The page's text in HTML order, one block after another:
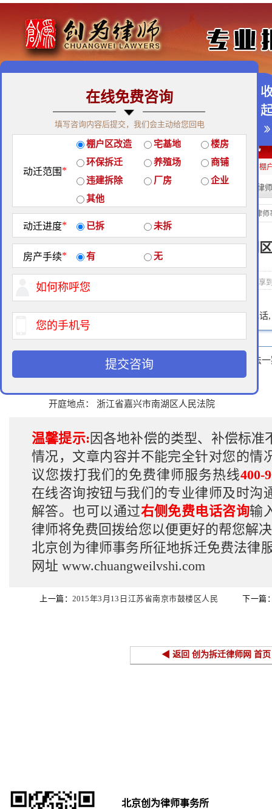
免费咨询热线：400-900-9881
经典案例 | 律师团队 拆迁维权 | 征地维权
房屋拆迁补偿 企业拆迁补偿 厂房拆迁补偿 征地补偿 违章拆迁补偿 棚
热门搜索: 拆迁律师
经典案例 当前位置： 北京创为律师
2015年3月16日浙江省嘉兴市南湖
2015-03-08 17:12 作者：拆迁律师 浏览次数： 次 分享
免费法律咨询热线:400-900-9881 请输入您的电话
案 由： 诉城乡规划建设管理委员会行政许可违法一
开庭地点： 浙江省嘉兴市南湖区人民法院
温馨提示:因各地补偿的类型、补偿标准
情况，文章内容并不能完全针对您的情
议您拨打我们的免费律师服务热线400-
在线咨询按钮与我们的专业律师及时沟
解答。也可以通过右侧免费电话咨询输
律师将免费回拨给您以便更好的帮您解
北京创为律师事务所征地拆迁免费法律
网址 www.chuangweilvshi.com
上一篇：2015年3月13日江苏省南京市鼓楼区人民 下一篇
◀ 返回 创为拆迁律师网 首
北京创为律师事务所
在线免费咨询
填写咨询内容后提交，我们会主动给您回电
动迁范围 *
棚户区改造 宅基地
楼房
环保拆迁
养殖场
商铺
违建拆除
厂房
企业
其他
动迁进度* 已拆 未拆
房产手续* 有 无
提交咨询